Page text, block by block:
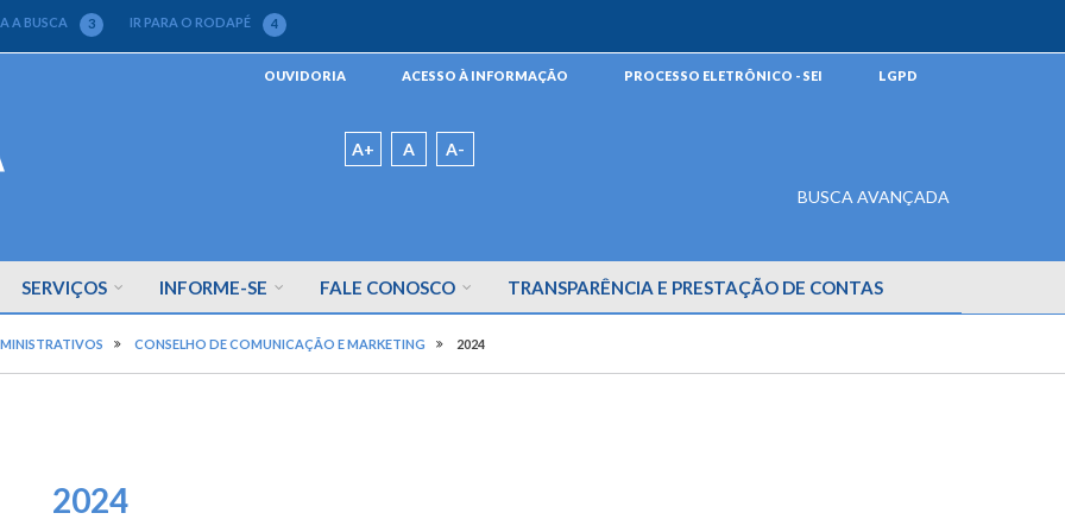
A BUSCA 3 IR PARA O RODAPÉ 4
OUVIDORIA ACESSO À INFORMAÇÃO PROCESSO ELETRÔNICO - SEI LGPD
A+ A A-
BUSCA AVANÇADA
SERVIÇOS INFORME-SE FALE CONOSCO TRANSPARÊNCIA E PRESTAÇÃO DE CONTAS
CONSELHO DE COMUNICAÇÃO E MARKETING 2024
2024